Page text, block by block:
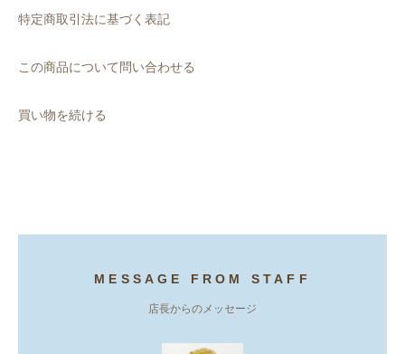
特定商取引法に基づく表記
この商品について問い合わせる
買い物を続ける
MESSAGE FROM STAFF
店長からのメッセージ